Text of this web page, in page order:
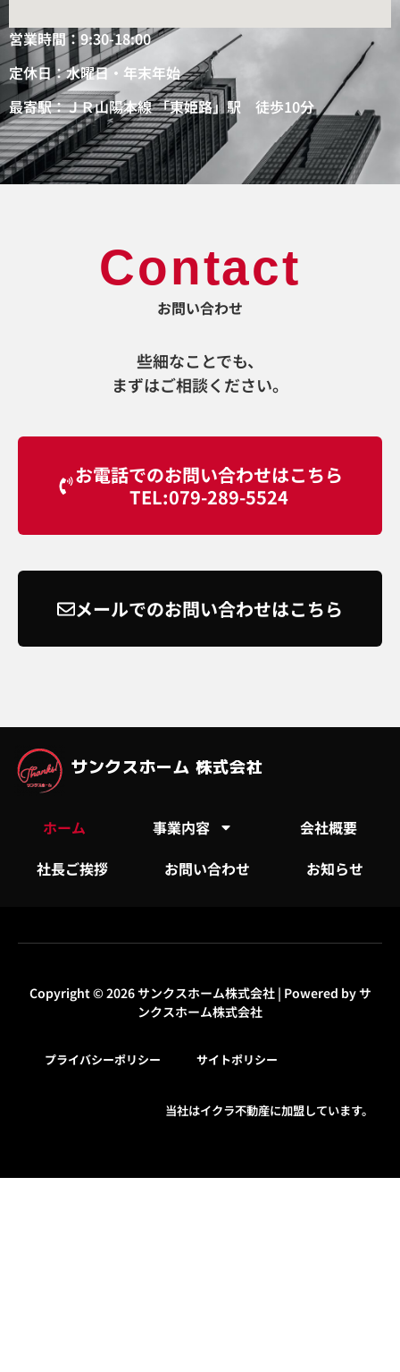
営業時間：9:30-18:00
定休日：水曜日・年末年始
最寄駅：ＪＲ山陽本線 「東姫路」駅 徒歩10分
Contact
お問い合わせ
些細なことでも、
まずはご相談ください。
お電話でのお問い合わせはこちら
TEL:079-289-5524
メールでのお問い合わせはこちら
サンクスホーム 株式会社
ホーム 事業内容
会社概要
社長ご挨拶
お問い合わせ お知らせ
Copyright © 2026 サンクスホーム株式会社 | Powered by サ
ンクスホーム株式会社
プライバシーポリシー サイトポリシー
当社はイクラ不動産に加盟しています。